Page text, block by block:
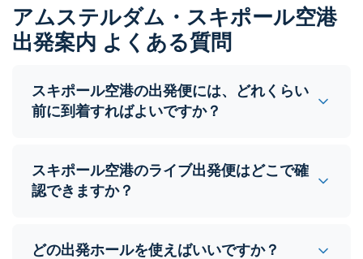
アムステルダム・スキポール空港
出発案内 よくある質問
スキポール空港の出発便には、どれくらい
前に到着すればよいですか？
スキポール空港のライブ出発便はどこで確
認できますか？
どの出発ホールを使えばいいですか？